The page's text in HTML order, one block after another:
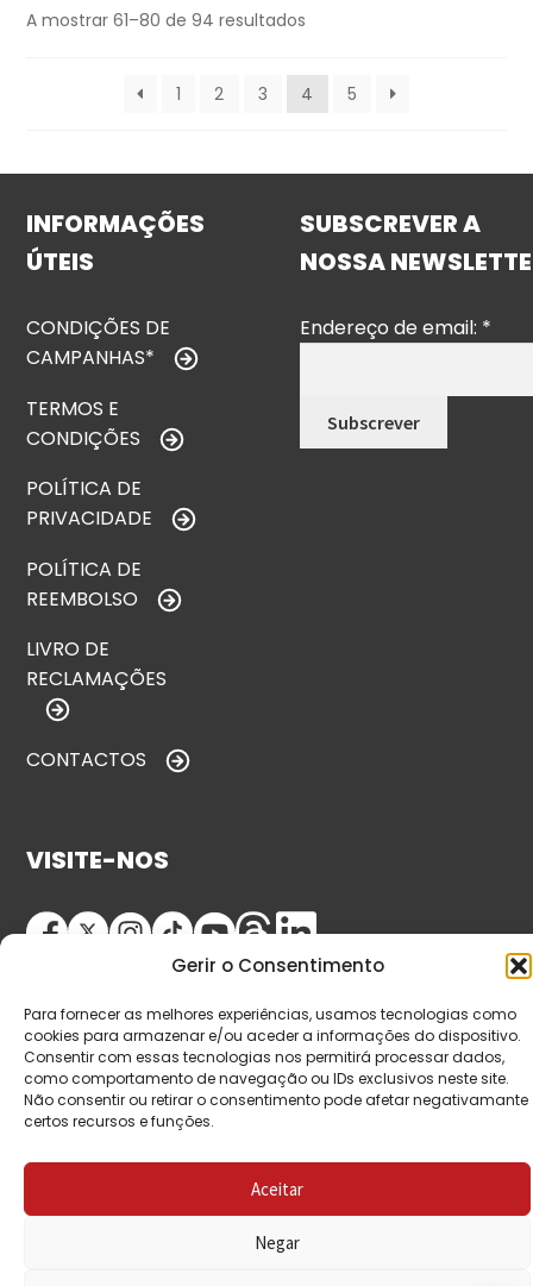
Gerir o Consentimento
Para fornecer as melhores experiências, usamos tecnologias como
cookies para armazenar e/ou aceder a informações do dispositivo.
Consentir com essas tecnologias nos permitirá processar dados,
como comportamento de navegação ou IDs exclusivos neste site.
Não consentir ou retirar o consentimento pode afetar negativamante
certos recursos e funções.
Aceitar
Negar
A mostrar 61–80 de 94 resultados
1 2 3 4 5
INFORMAÇÕES
ÚTEIS
CONDIÇÕES DE
CAMPANHAS*
TERMOS E
CONDIÇÕES
POLÍTICA DE
PRIVACIDADE
POLÍTICA DE
REEMBOLSO
LIVRO DE
RECLAMAÇÕES
CONTACTOS
SUBSCREVER A
NOSSA
Endereço de email: *
VISITE-NOS
© Copyright 2026 Saída de Emergência. Todos os
direitos reservados.